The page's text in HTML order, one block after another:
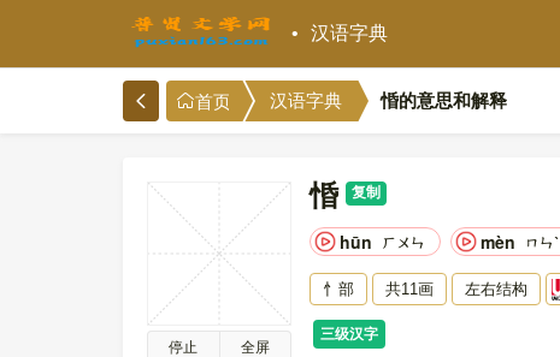
汉语字典
首页 汉语字典 惛的意思和解释
停止 全屏
惛 复制
hūn ㄏㄨㄣ mèn ㄇㄣˋ
忄部 共11画 左右结构
三级汉字